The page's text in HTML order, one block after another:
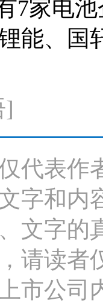
7家电
能、国
]
代表作
字和内
文字的
请读者
市公司